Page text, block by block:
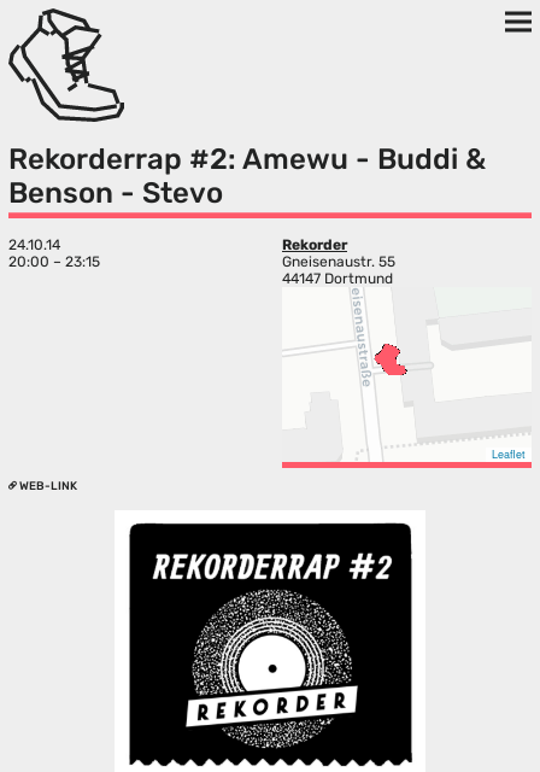
Rekorderrap #2: Amewu - Buddi &
Benson - Stevo
24.10.14
20:00 – 23:15
Rekorder
Gneisenaustr. 55
44147 Dortmund
Leaflet
WEB-LINK